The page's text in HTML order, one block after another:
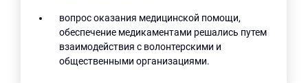
вопрос оказания медицинской помощи,
обеспечение медикаментами решались путем
взаимодействия с волонтерскими и
общественными организациями.